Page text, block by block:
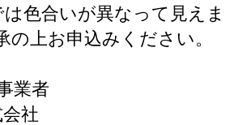
色合いが異なって見えま
の上お申込みください。
業者
社